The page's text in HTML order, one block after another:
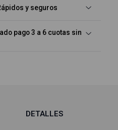
y seguros
pago 3 a 6 cuotas sin
DETALLES